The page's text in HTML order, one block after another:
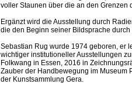
voller Staunen über die an den
Ergänzt wird die Ausstellung durch
die den Beginn seiner Bildsprache
Sebastian Rug wurde 1974 geboren, er
wichtiger institutioneller Ausstellungen
Folkwang in Essen, 2016 in
Zauber der Handbewegung im Museum
der Kunstsammlung Gera.